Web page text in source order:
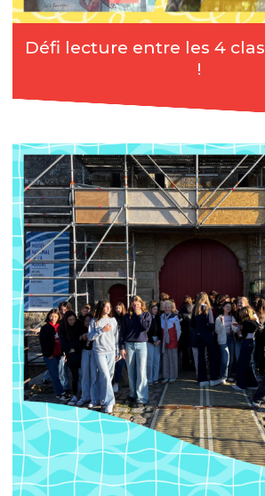
Défi lecture entre les 4
!